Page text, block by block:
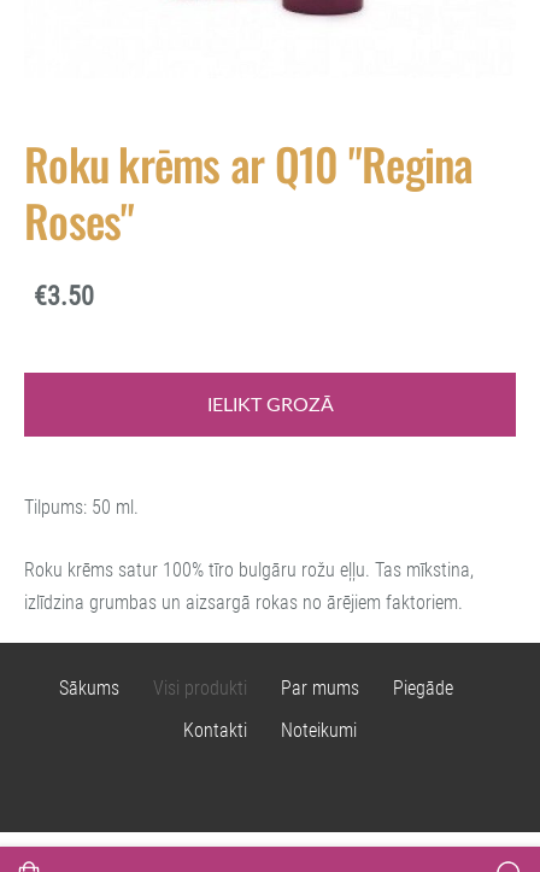
Roku krēms ar Q10 "Regina
Roses"
€3.50
IELIKT GROZĀ
Tilpums: 50 ml.
Roku krēms satur 100% tīro bulgāru rožu eļļu. Tas mīkstina,
izlīdzina grumbas un aizsargā rokas no ārējiem faktoriem.
Sākums Visi produkti Par mums
Piegāde
Kontakti
Noteikumi